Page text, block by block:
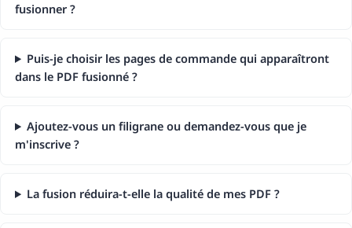
fusionner ?
Puis-je choisir les pages de commande qui apparaîtront
dans le PDF fusionné ?
Ajoutez-vous un filigrane ou demandez-vous que je
m'inscrive ?
La fusion réduira-t-elle la qualité de mes PDF ?